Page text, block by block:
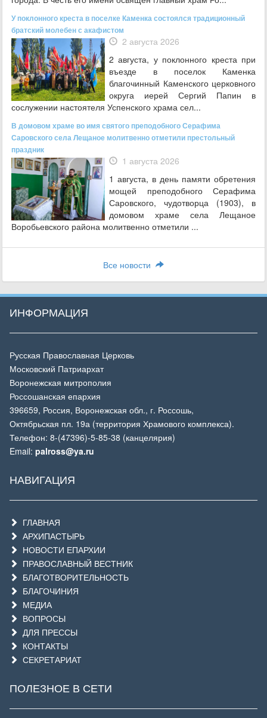
У поклонного креста в поселке Каменка состоялся традиционный
братский молебен с акафистом
2 августа 2026
2 августа, у поклонного креста при
въезде в поселок Каменка
благочинный Каменского церковного
округа иерей Сергий Папин в
сослужении настоятеля Успенского храма сел...
В домовом храме во имя святого преподобного Серафима
Саровского села Лещаное молитвенно отметили престольный
праздник
1 августа 2026
1 августа, в день памяти обретения
мощей преподобного Серафима
Саровского, чудотворца (1903), в
домовом храме села Лещаное
Воробьевского района молитвенно отметили ...
Все новости
ИНФОРМАЦИЯ
Русская Православная Церковь
Московский Патриархат
Воронежская митрополия
Россошанская епархия
396659, Россия, Воронежская обл., г. Россошь,
Октябрьская пл. 19а (территория Храмового комплекса).
Телефон: 8-(47396)-5-85-38 (канцелярия)
Email: palross@ya.ru
НАВИГАЦИЯ
ГЛАВНАЯ
АРХИПАСТЫРЬ
НОВОСТИ ЕПАРХИИ
ПРАВОСЛАВНЫЙ ВЕСТНИК
БЛАГОТВОРИТЕЛЬНОСТЬ
БЛАГОЧИНИЯ
МЕДИА
ВОПРОСЫ
ДЛЯ ПРЕССЫ
КОНТАКТЫ
СЕКРЕТАРИАТ
ПОЛЕЗНОЕ В СЕТИ